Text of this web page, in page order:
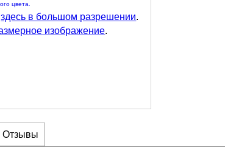
здесь в большом разрешении.
изображение.
Отзывы